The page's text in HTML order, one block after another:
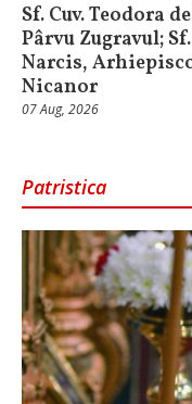
Sf. Cuv. Teodora
Pârvu Zugravul;
Narcis,
Nicanor
07 Aug, 2026
Patristica